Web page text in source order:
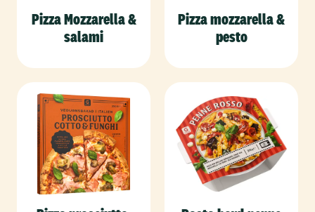
Pizza Mozzarella &
salami
Pizza mozzarella &
pesto